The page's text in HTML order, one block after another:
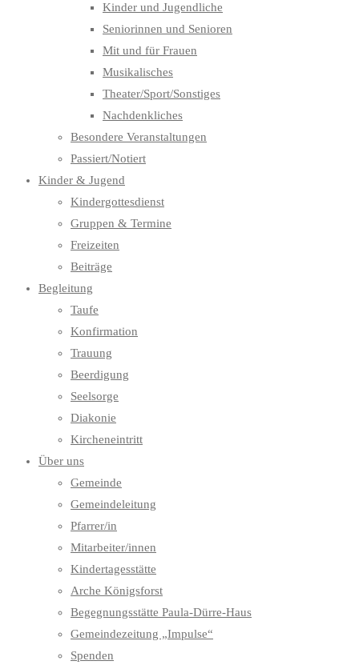
Kinder und Jugendliche
Seniorinnen und Senioren
Mit und für Frauen
Musikalisches
Theater/Sport/Sonstiges
Nachdenkliches
Besondere Veranstaltungen
Passiert/Notiert
Kinder & Jugend
Kindergottesdienst
Gruppen & Termine
Freizeiten
Beiträge
Begleitung
Taufe
Konfirmation
Trauung
Beerdigung
Seelsorge
Diakonie
Kircheneintritt
Über uns
Gemeinde
Gemeindeleitung
Pfarrer/in
Mitarbeiter/innen
Kindertagesstätte
Arche Königsforst
Begegnungsstätte Paula-Dürre-Haus
Gemeindezeitung „Impulse“
Spenden